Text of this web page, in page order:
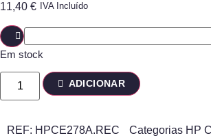
11,40 € IVA Incluído
Em stock
ADICIONAR
REF: HPCE278A.REC Categorias HP